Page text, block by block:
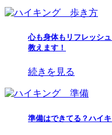
心も身体もリフレッシ
教えます！
続きを見る
準備はできてる？ハイ